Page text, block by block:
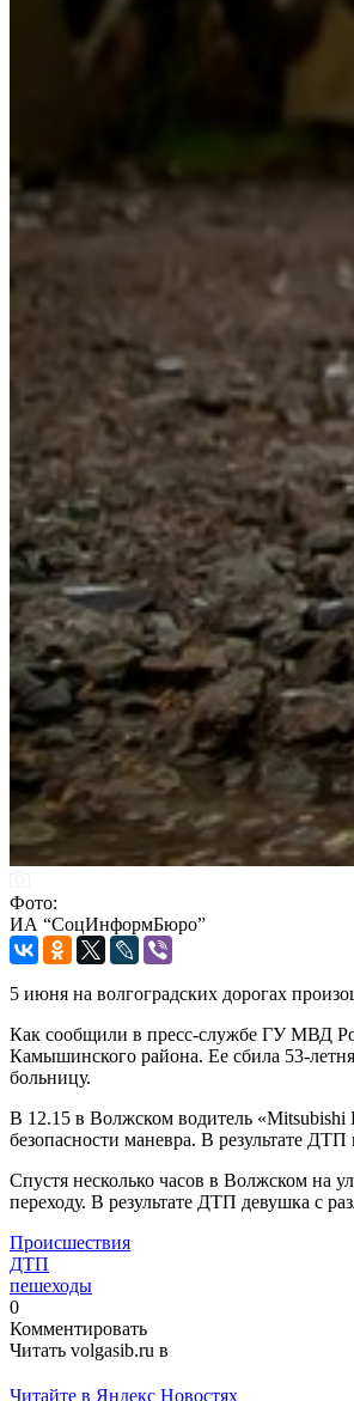
Фото:
ИА “СоцИнформБюро”
5 июня на волгоградских дорогах
Как сообщили в пресс-службе ГУ МВД
Камышинского района. Ее сбила 53-
больницу.
В 12.15 в Волжском водитель «Mitsubishi
безопасности маневра. В результате
Спустя несколько часов в Волжском на
переходу. В результате ДТП девушка с
Происшествия
ДТП
пешеходы
0
Комментировать
Читать volgasib.ru в
Читайте в Яндекс Новостях